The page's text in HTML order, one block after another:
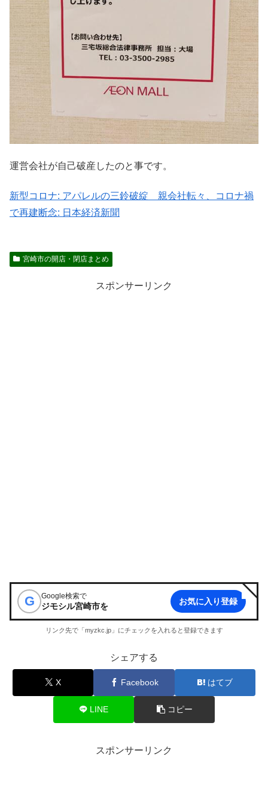
運営会社が自己破産したのと事です。
新型コロナ: アパレルの三鈴破綻 親会社転々、コロナ禍
で再建断念: 日本経済新聞
宮崎市の開店・閉店まとめ
スポンサーリンク
G Google検索で
ジモシル宮崎市を お気に入り登録
リンク先で「myzkc.jp」にチェックを入れると登録できます
シェアする
X Facebook はてブ
LINE コピー
スポンサーリンク